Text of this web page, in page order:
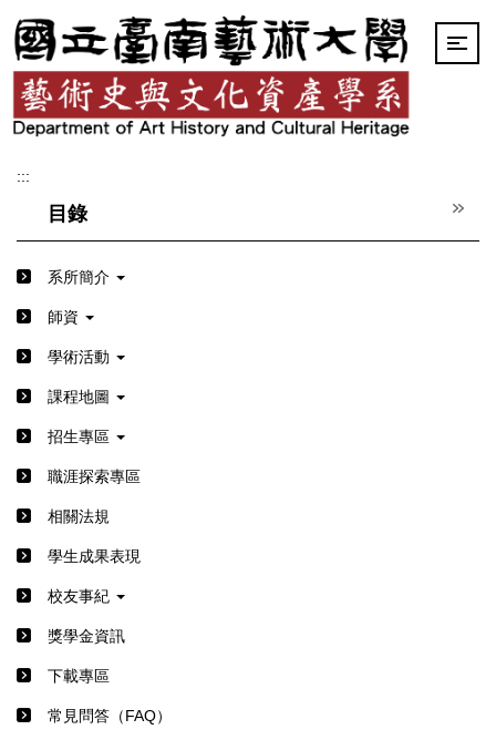
跳
到
主
要
內
容
:::
目錄
系所簡介
師資
學術活動
課程地圖
招生專區
職涯探索專區
相關法規
學生成果表現
校友事紀
獎學金資訊
下載專區
常見問答（FAQ）